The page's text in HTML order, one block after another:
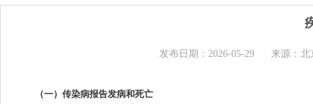
发布日期：2026-05-29 来源：
（一）传染病报告发病和死亡